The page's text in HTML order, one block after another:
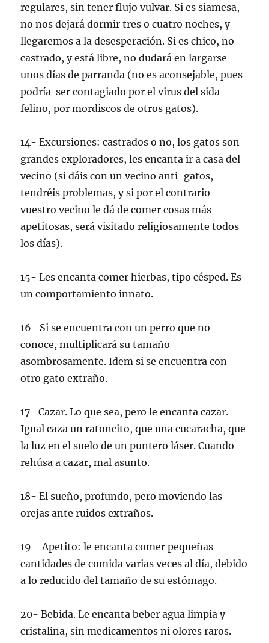
regulares, sin tener flujo vulvar. Si es siamesa,
no nos dejará dormir tres o cuatro noches, y
llegaremos a la desesperación. Si es chico, no
castrado, y está libre, no dudará en largarse
unos días de parranda (no es aconsejable, pues
podría ser contagiado por el virus del sida
felino, por mordiscos de otros gatos).
14- Excursiones: castrados o no, los gatos son
grandes exploradores, les encanta ir a casa del
vecino (si dáis con un vecino anti-gatos,
tendréis problemas, y si por el contrario
vuestro vecino le dá de comer cosas más
apetitosas, será visitado religiosamente todos
los días).
15- Les encanta comer hierbas, tipo césped. Es
un comportamiento innato.
16- Si se encuentra con un perro que no
conoce, multiplicará su tamaño
asombrosamente. Idem si se encuentra con
otro gato extraño.
17- Cazar. Lo que sea, pero le encanta cazar.
Igual caza un ratoncito, que una cucaracha, que
la luz en el suelo de un puntero láser. Cuando
rehúsa a cazar, mal asunto.
18- El sueño, profundo, pero moviendo las
orejas ante ruidos extraños.
19- Apetito: le encanta comer pequeñas
cantidades de comida varias veces al día, debido
a lo reducido del tamaño de su estómago.
20- Bebida. Le encanta beber agua limpia y
cristalina, sin medicamentos ni olores raros.